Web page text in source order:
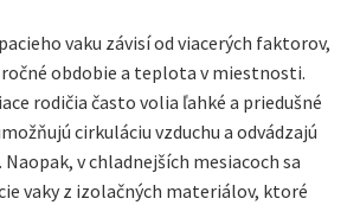
vaku závisí od viacerých faktorov,
ročné obdobie a teplota v miestnosti.
rodičia často volia ľahké a priedušné
cirkuláciu vzduchu a odvádzajú
v chladnejších mesiacoch sa
vaky z izolačných materiálov, ktoré